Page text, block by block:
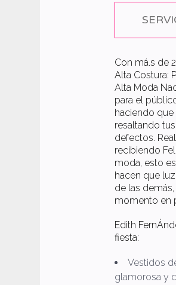
Con má.s de
Alta Costura:
Alta Moda
para el
haciendo
resaltando
defectos.
recibiendo
moda, esto
hacen que
de las
momento en
Edith
fiesta:
Vestidos
glamorosa y